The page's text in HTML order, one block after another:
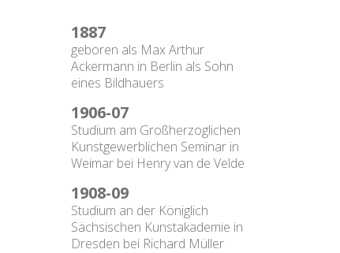
1887
geboren als Max Arthur
Ackermann in Berlin als Sohn
eines Bildhauers
1906-07
Studium am Großherzoglichen
Kunstgewerblichen Seminar in
Weimar bei Henry van de Velde
1908-09
Studium an der Königlich
Sächsischen Kunstakademie in
Dresden bei Richard Müller